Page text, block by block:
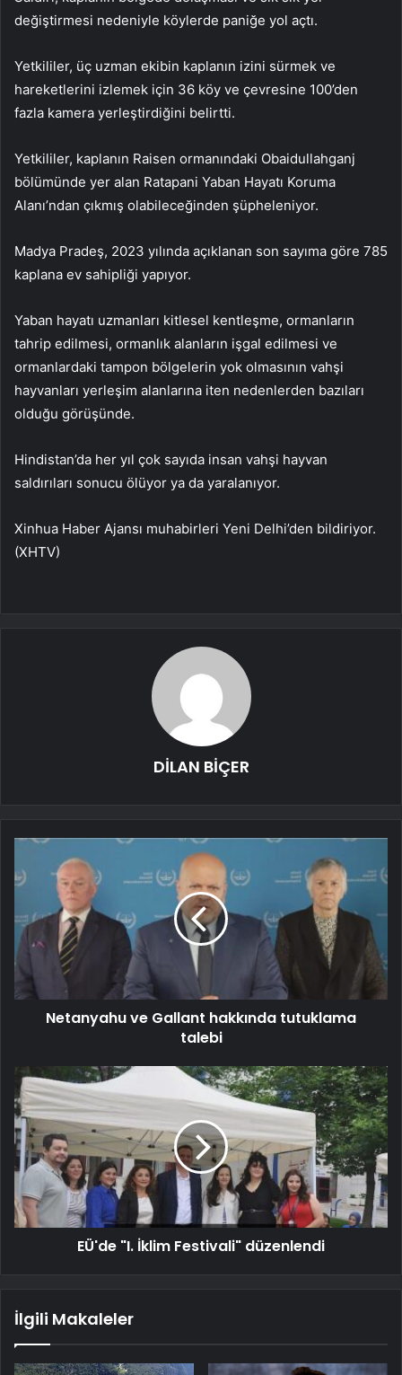
değiştirmesi nedeniyle köylerde paniğe yol açtı.
Yetkililer, üç uzman ekibin kaplanın izini sürmek ve
hareketlerini izlemek için 36 köy ve çevresine 100’den
fazla kamera yerleştirdiğini belirtti.
Yetkililer, kaplanın Raisen ormanındaki Obaidullahganj
bölümünde yer alan Ratapani Yaban Hayatı Koruma
Alanı’ndan çıkmış olabileceğinden şüpheleniyor.
Madya Pradeş, 2023 yılında açıklanan son sayıma göre 785
kaplana ev sahipliği yapıyor.
Yaban hayatı uzmanları kitlesel kentleşme, ormanların
tahrip edilmesi, ormanlık alanların işgal edilmesi ve
ormanlardaki tampon bölgelerin yok olmasının vahşi
hayvanları yerleşim alanlarına iten nedenlerden bazıları
olduğu görüşünde.
Hindistan’da her yıl çok sayıda insan vahşi hayvan
saldırıları sonucu ölüyor ya da yaralanıyor.
Xinhua Haber Ajansı muhabirleri Yeni Delhi’den bildiriyor.
(XHTV)
DİLAN BİÇER
Netanyahu ve Gallant hakkında tutuklama
talebi
EÜ'de "I. İklim Festivali" düzenlendi
İlgili Makaleler